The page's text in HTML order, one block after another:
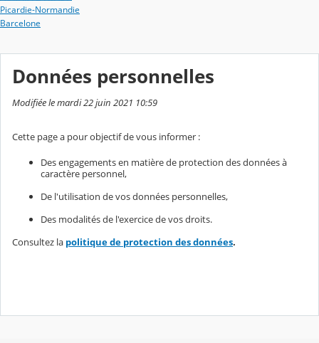
Picardie-Normandie
Barcelone
Données personnelles
Modifiée le mardi 22 juin 2021 10:59
Cette page a pour objectif de vous informer :
Des engagements en matière de protection des données à
caractère personnel,
De l'utilisation de vos données personnelles,
Des modalités de l'exercice de vos droits.
Consultez la politique de protection des données.